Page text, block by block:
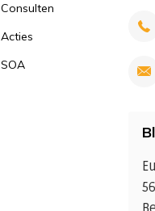
Consulten
Acties
SOA